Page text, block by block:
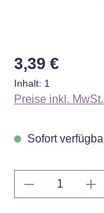
Regulärer Preis:
3,39 €
Inhalt: 1
Preise inkl.
Sofort
Produkt